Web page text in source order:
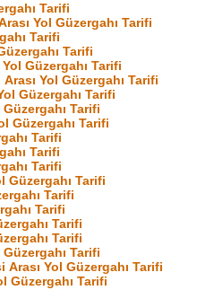
Tarifi
Yol Güzergahı Tarifi
Tarifi
Tarifi
Güzergahı Tarifi
Yol Güzergahı Tarifi
Güzergahı Tarifi
Tarifi
Güzergahı Tarifi
Tarifi
Tarifi
Tarifi
Güzergahı Tarifi
Tarifi
Tarifi
Tarifi
Tarifi
Tarifi
Yol Güzergahı Tarifi
Güzergahı Tarifi